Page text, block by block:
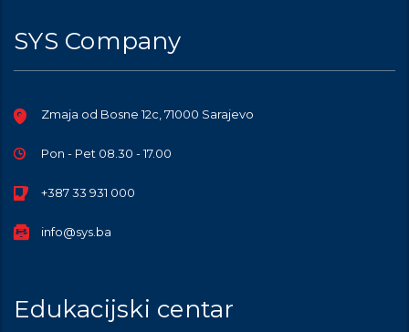
SYS Company
Zmaja od Bosne 12c, 71000 Sarajevo
Pon - Pet 08.30 - 17.00
+387 33 931 000
info@sys.ba
Edukacijski centar